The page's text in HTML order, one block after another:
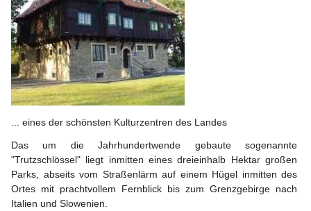
... eines der schönsten Kulturzentren des Landes
Das um die Jahrhundertwende gebaute sogenannte
"Trutzschlössel" liegt inmitten eines dreieinhalb Hektar großen
Parks, abseits vom Straßenlärm auf einem Hügel inmitten des
Ortes mit prachtvollem Fernblick bis zum Grenzgebirge nach
Italien und Slowenien.